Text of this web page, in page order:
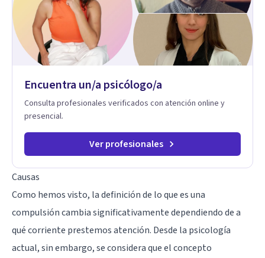
en sexoterapia, por lo que también acompaño temas de salud
sexual, terapia de pareja, diversidad sexual y de género,
dificultades en el deseo, intimidad, orientación o identidad.
Busco que el espacio terapéutico sea un lugar donde puedas
hablar de estos temas sin juicios, con respeto y libertad.
Trabajo con objetivos claros y realistas, sin fórmulas rígidas:
sobre tu vida diaria.
Encuentra un/a psicólogo/a
Consulta profesionales verificados con atención online y
presencial.
Ver profesionales
Causas
Como hemos visto, la definición de lo que es una
compulsión cambia significativamente dependiendo de a
qué corriente prestemos atención. Desde la psicología
actual, sin embargo, se considera que el concepto